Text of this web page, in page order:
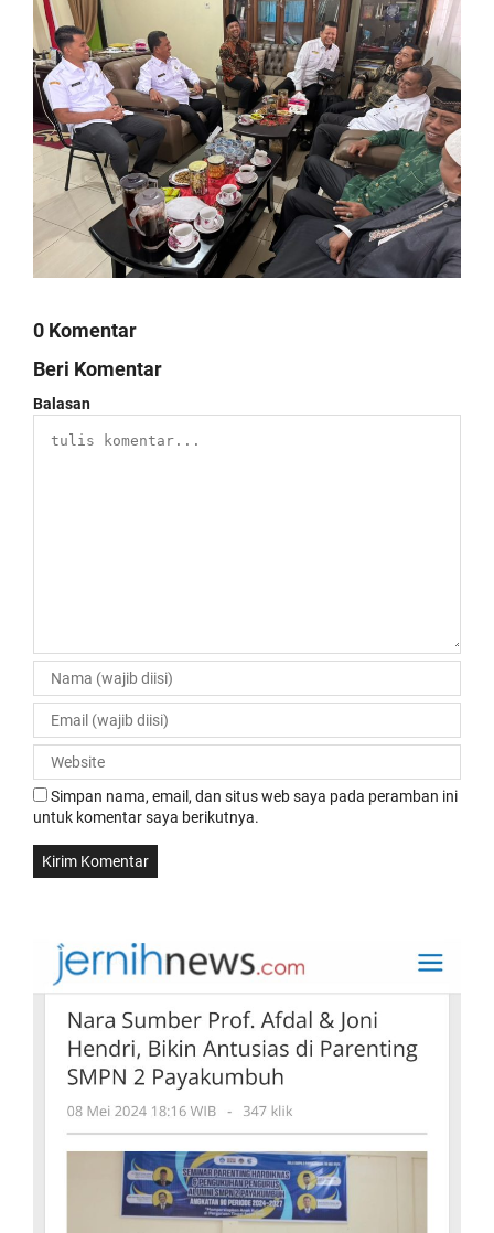
0 Komentar
Beri Komentar
Balasan
Simpan nama, email, dan situs web saya pada peramban ini
untuk komentar saya berikutnya.